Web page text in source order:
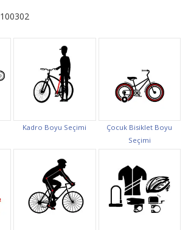
100302
Kadro Boyu Seçimi
Çocuk Bisiklet Boyu
Seçimi